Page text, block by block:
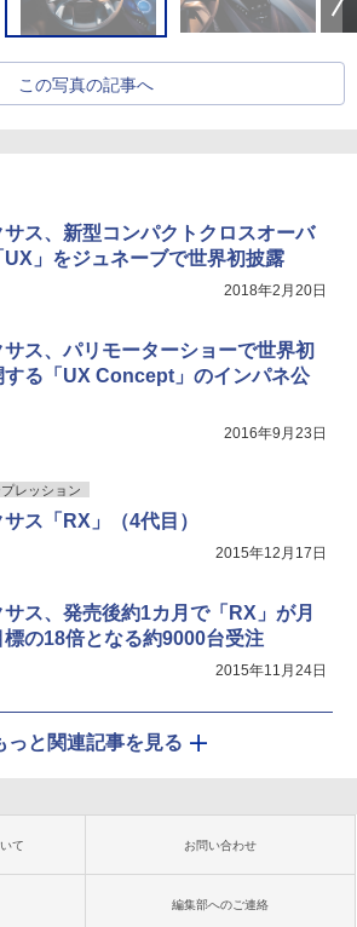
この写真の記事へ
サス、新型コンパクトクロスオーバ
UX」をジュネーブで世界初披露
2018年2月20日
サス、パリモーターショーで世界初
する「UX Concept」のインパネ公
2016年9月23日
レッション
サス「RX」（4代目）
2015年12月17日
サス、発売後約1カ月で「RX」が月
標の18倍となる約9000台受注
2015年11月24日
っと関連記事を見る
て お問い合わせ
編集部へのご連絡